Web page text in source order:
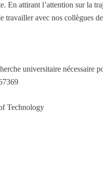
En attirant l’attention sur la
travailler avec nos collègues
universitaire nécessaire
Technology